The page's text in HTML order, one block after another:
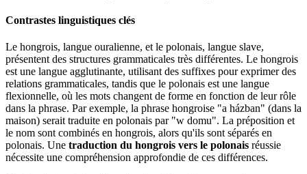
Contrastes linguistiques clés
Le hongrois, langue ouralienne, et le polonais, langue slave,
présentent des structures grammaticales très différentes. Le hongrois
est une langue agglutinante, utilisant des suffixes pour exprimer des
relations grammaticales, tandis que le polonais est une langue
flexionnelle, où les mots changent de forme en fonction de leur rôle
dans la phrase. Par exemple, la phrase hongroise "a házban" (dans la
maison) serait traduite en polonais par "w domu". La préposition et
le nom sont combinés en hongrois, alors qu'ils sont séparés en
polonais. Une traduction du hongrois vers le polonais réussie
nécessite une compréhension approfondie de ces différences.